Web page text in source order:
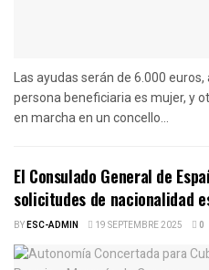
Las ayudas serán de 6.000
persona beneficiaria es mujer, y
en marcha en un concello...
El Consulado General de
solicitudes de nacionalidad
BYESC-ADMIN 19 SEPTEMBRE 2025 0